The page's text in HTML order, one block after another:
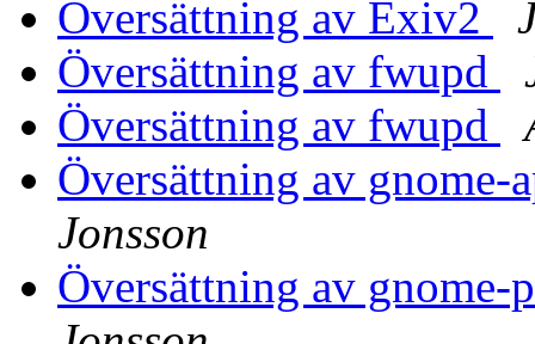
Översättning av Exiv2
Översättning av fwupd
Översättning av fwupd
Översättning av gnome-
Jonsson
Översättning av